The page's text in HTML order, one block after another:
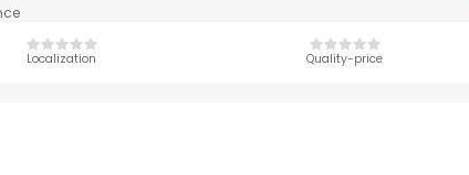
Localization Quality-price